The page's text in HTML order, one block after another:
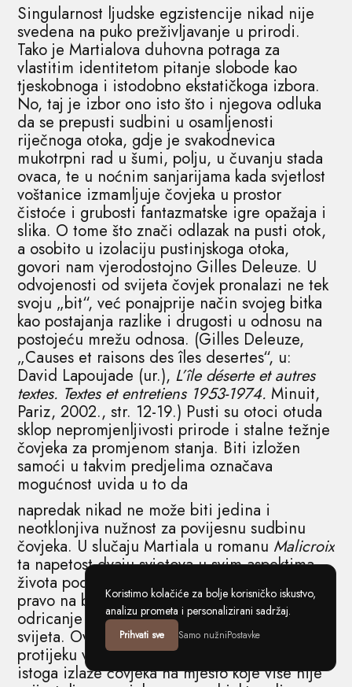
Singularnost ljudske egzistencije nikad nije
svedena na puko preživljavanje u prirodi.
Tako je Martialova duhovna potraga za
vlastitim identitetom pitanje slobode kao
tjeskobnoga i istodobno ekstatičkoga izbora.
No, taj je izbor ono isto što i njegova odluka
da se prepusti sudbini u osamljenosti
riječnoga otoka, gdje je svakodnevica
mukotrpni rad u šumi, polju, u čuvanju stada
ovaca, te u noćnim sanjarijama kada svjetlost
voštanice izmamljuje čovjeka u prostor
čistoće i grubosti fantazmatske igre opažaja i
slika. O tome što znači odlazak na pusti otok,
a osobito u izolaciju pustinjskoga otoka,
govori nam vjerodostojno Gilles Deleuze. U
odvojenosti od svijeta čovjek pronalazi ne tek
svoju „bit“, već ponajprije način svojeg bitka
kao postajanja razlike i drugosti u odnosu na
postojeću mrežu odnosa. (Gilles Deleuze,
„Causes et raisons des îles desertes“, u:
David Lapoujade (ur.), L’île déserte et autres
textes. Textes et entretiens 1953-1974.Minuit,
Pariz, 2002., str. 12-19.) Pusti su otoci otuda
sklop nepromjenljivosti prirode i stalne težnje
čovjeka za promjenom stanja. Biti izložen
samoći u takvim predjelima označava
mogućnost uvida u to da
napredak nikad ne može biti jedina i
neotklonjiva nužnost za povijesnu sudbinu
čovjeka. U slučaju Martiala u romanu Malicroix
ta napetost dvaju svjetova u svim aspektima
života podaruje još veći intenzitet borbe za
pravo na baštinu. Kroz nju struji vjekovno
odricanje i napristajanje na rasprirodnjenje
svijeta. Ova čudesna pohvala vodi i vatri,
protijeku vremena u vrtlogu i vrtnji jednog te
istoga izlaže čovjeka na mjesto koje više nije
Koristimo kolačiće za bolje korisničko iskustvo,
analizu prometa i personalizirani sadržaj.
Prihvati sve Samo nužniPostavke